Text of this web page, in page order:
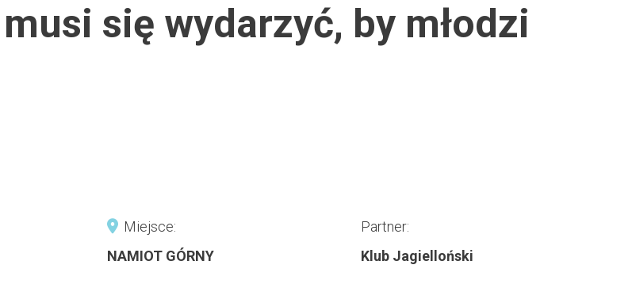
się wydarzyć, by młodzi
Miejsce:
NAMIOT GÓRNY
Partner:
Klub Jagielloński